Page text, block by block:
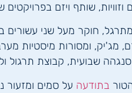
וזוויות, שותף ויזם
חוקר מעל שני עשורים
שבועית, קבוצת תרגול
בתודעה על סמים